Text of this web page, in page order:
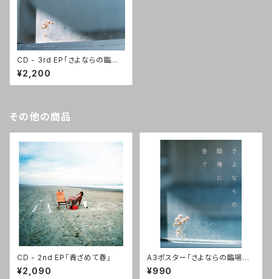
CD - 3rd EP「さよならの臨場
に告ぐ」
¥2,200
その他の商品
CD - 2nd EP「青ざめて春」
¥2,090
A3ポスター「さよならの臨場に
告ぐ」(サイン入)
¥990